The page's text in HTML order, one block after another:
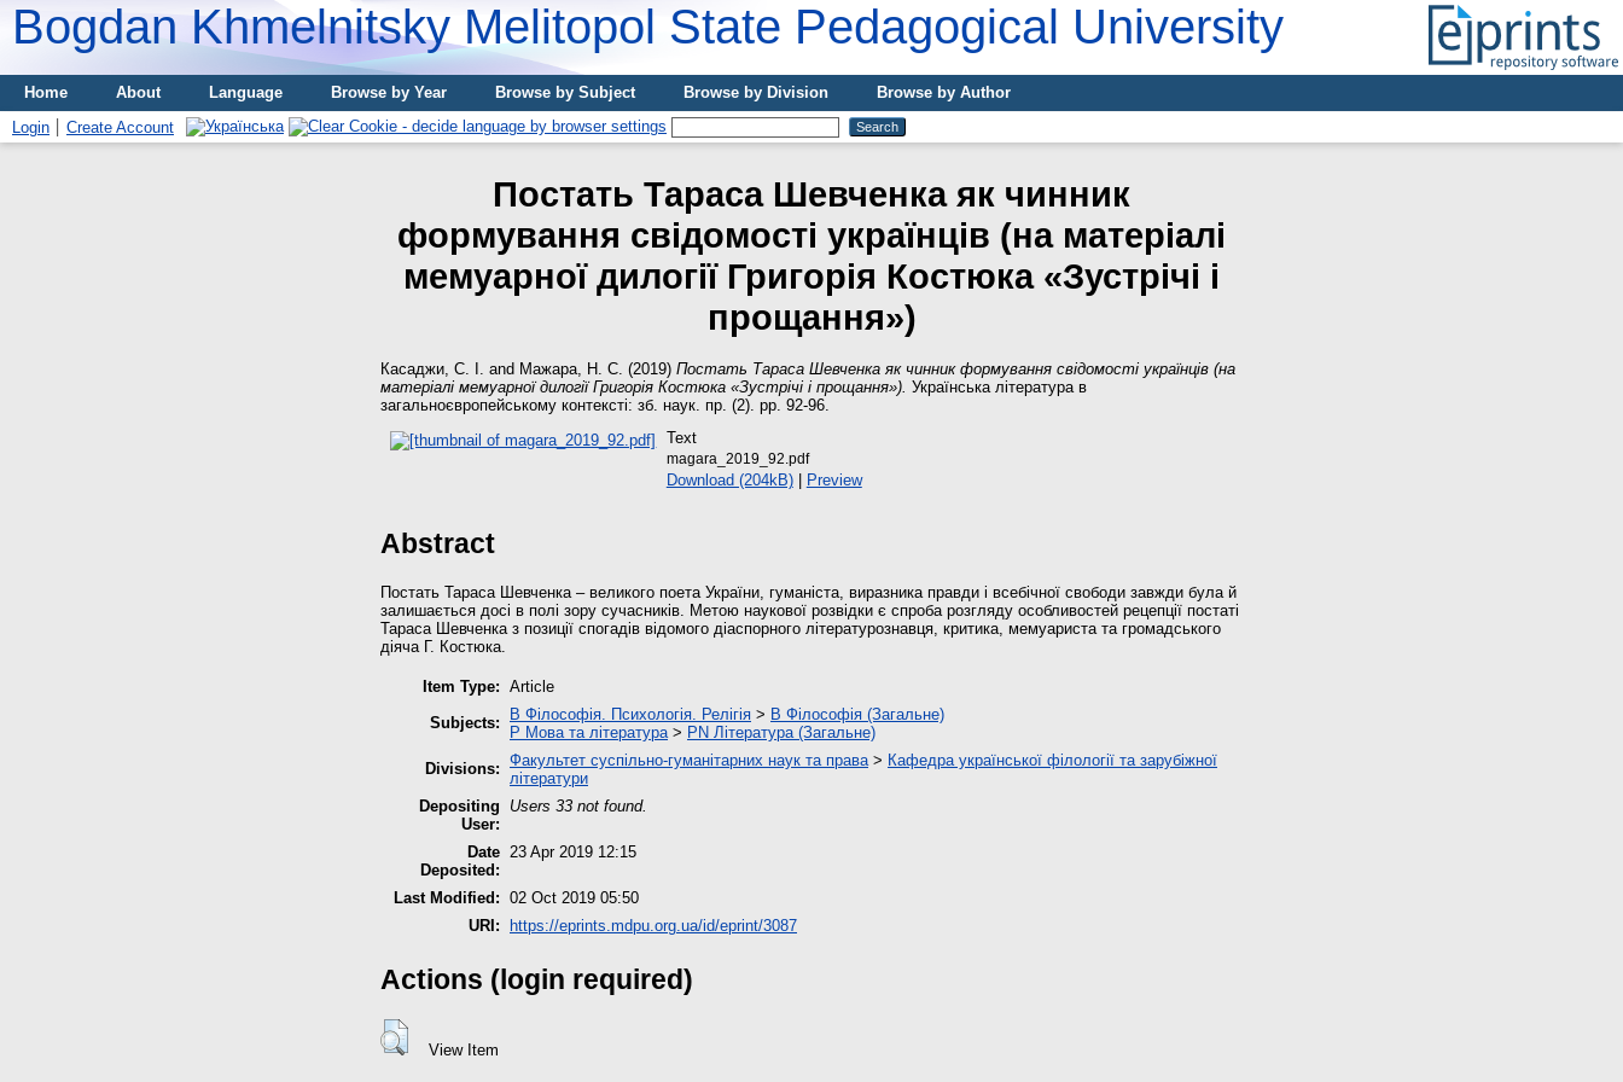
Bogdan Khmelnitsky Melitopol State Pedagogical University
Home About Language Browse by Year Browse by Subject Browse by Division
Browse by Author
Login
Create Account
Постать Тараса Шевченка як чинник
формування свідомості українців (на матеріалі
мемуарної дилогії Григорія Костюка «Зустрічі і
прощання»)
Касаджи, С. І. and Мажара, Н. С. (2019) Постать Тараса Шевченка як чинник формування свідомості українців (на
матеріалі мемуарної дилогії Григорія Костюка «Зустрічі і прощання»). Українська література в
загальноєвропейському контексті: зб. наук. пр. (2). pp. 92-96.
Text
magara_2019_92.pdf
Download (204kB)| Preview
Abstract
Постать Тараса Шевченка – великого поета України, гуманіста, виразника правди і всебічної свободи завжди була й
залишається досі в полі зору сучасників. Метою наукової розвідки є спроба розгляду особливостей рецепції постаті
Тараса Шевченка з позиції cпогадів відомого діаспорного літературознавця, критика, мемуариста та громадського
діяча Г. Костюка.
Item Type: Article
Subjects:
B Філософія. Психологія. Релігія > B Філософія (Загальне)
P Мова та література> PN Література (Загальне)
Divisions: Факультет суспільно-гуманітарних наук та права> Кафедра української філології та зарубіжної
літератури
Depositing
User:
Users 33 not found.
Date
Deposited:
23 Apr 2019 12:15
Last Modified: 02 Oct 2019 05:50
URI:
https://eprints.mdpu.org.ua/id/eprint/3087
Actions (login required)
View Item